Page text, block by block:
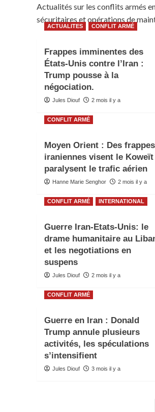
Actualités sur les conflits armés
sécuritaires et opérations de
ACTUALITES CONFLIT ARMÉ
Frappes imminentes des
États-Unis contre l’Iran :
Trump pousse à la
négociation.
Jules Diouf 2 mois il y a
CONFLIT ARMÉ
Moyen Orient : Des frappes
iraniennes visent le
paralysent le trafic aérien
Hanne Marie Senghor 2 mois il y a
CONFLIT ARMÉ
INTERNATIONAL
Guerre Iran-Etats-Unis: le
drame humanitaire au
et les negotiations en
suspens
Jules Diouf 2 mois il y a
CONFLIT ARMÉ
Guerre en Iran : Donald
Trump annule plusieurs
activités, les spéculations
s’intensifient
Jules Diouf 3 mois il y a